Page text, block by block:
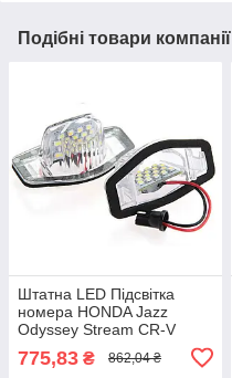
Подібні товари компанії
Штатна LED Підсвітка
номера HONDA Jazz
Odyssey Stream CR-V
775,83 ₴ 862,04 ₴